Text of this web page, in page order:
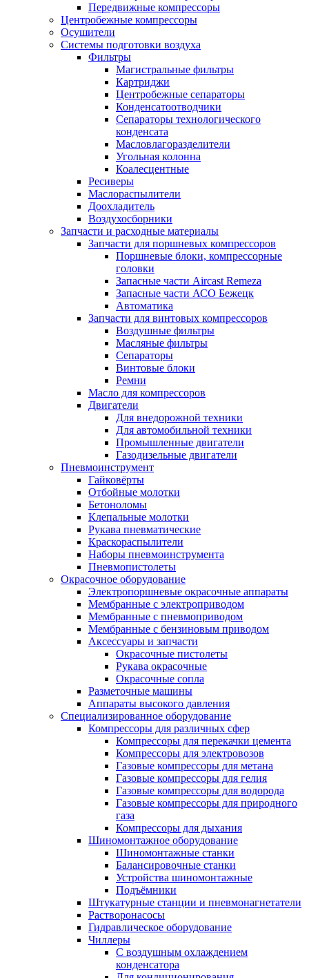
Передвижные компрессоры
Центробежные компрессоры
Осушители
Системы подготовки воздуха
Фильтры
Магистральные фильтры
Картриджи
Центробежные сепараторы
Конденсатоотводчики
Сепараторы технологического
конденсата
Масловлагоразделители
Угольная колонна
Коалесцентные
Ресиверы
Маслораспылители
Доохладитель
Воздухосборники
Запчасти и расходные материалы
Запчасти для поршневых компрессоров
Поршневые блоки, компрессорные
головки
Запасные части Aircast Remeza
Запасные части АСО Бежецк
Автоматика
Запчасти для винтовых компрессоров
Воздушные фильтры
Масляные фильтры
Сепараторы
Винтовые блоки
Ремни
Масло для компрессоров
Двигатели
Для внедорожной техники
Для автомобильной техники
Промышленные двигатели
Газодизельные двигатели
Пневмоинструмент
Гайковёрты
Отбойные молотки
Бетоноломы
Клепальные молотки
Рукава пневматические
Краскораспылители
Наборы пневмоинструмента
Пневмопистолеты
Окрасочное оборудование
Электропоршневые окрасочные аппараты
Мембранные с электроприводом
Мембранные с пневмоприводом
Мембранные с бензиновым приводом
Аксессуары и запчасти
Окрасочные пистолеты
Рукава окрасочные
Окрасочные сопла
Разметочные машины
Аппараты высокого давления
Специализированное оборудование
Компрессоры для различных сфер
Компрессоры для перекачки цемента
Компрессоры для электровозов
Газовые компрессоры для метана
Газовые компрессоры для гелия
Газовые компрессоры для водорода
Газовые компрессоры для природного
газа
Компрессоры для дыхания
Шиномонтажное оборудование
Шиномонтажные станки
Балансировочные станки
Устройства шиномонтажные
Подъёмники
Штукатурные станции и пневмонагнетатели
Растворонасосы
Гидравлическое оборудование
Чиллеры
С воздушным охлаждением
конденсатора